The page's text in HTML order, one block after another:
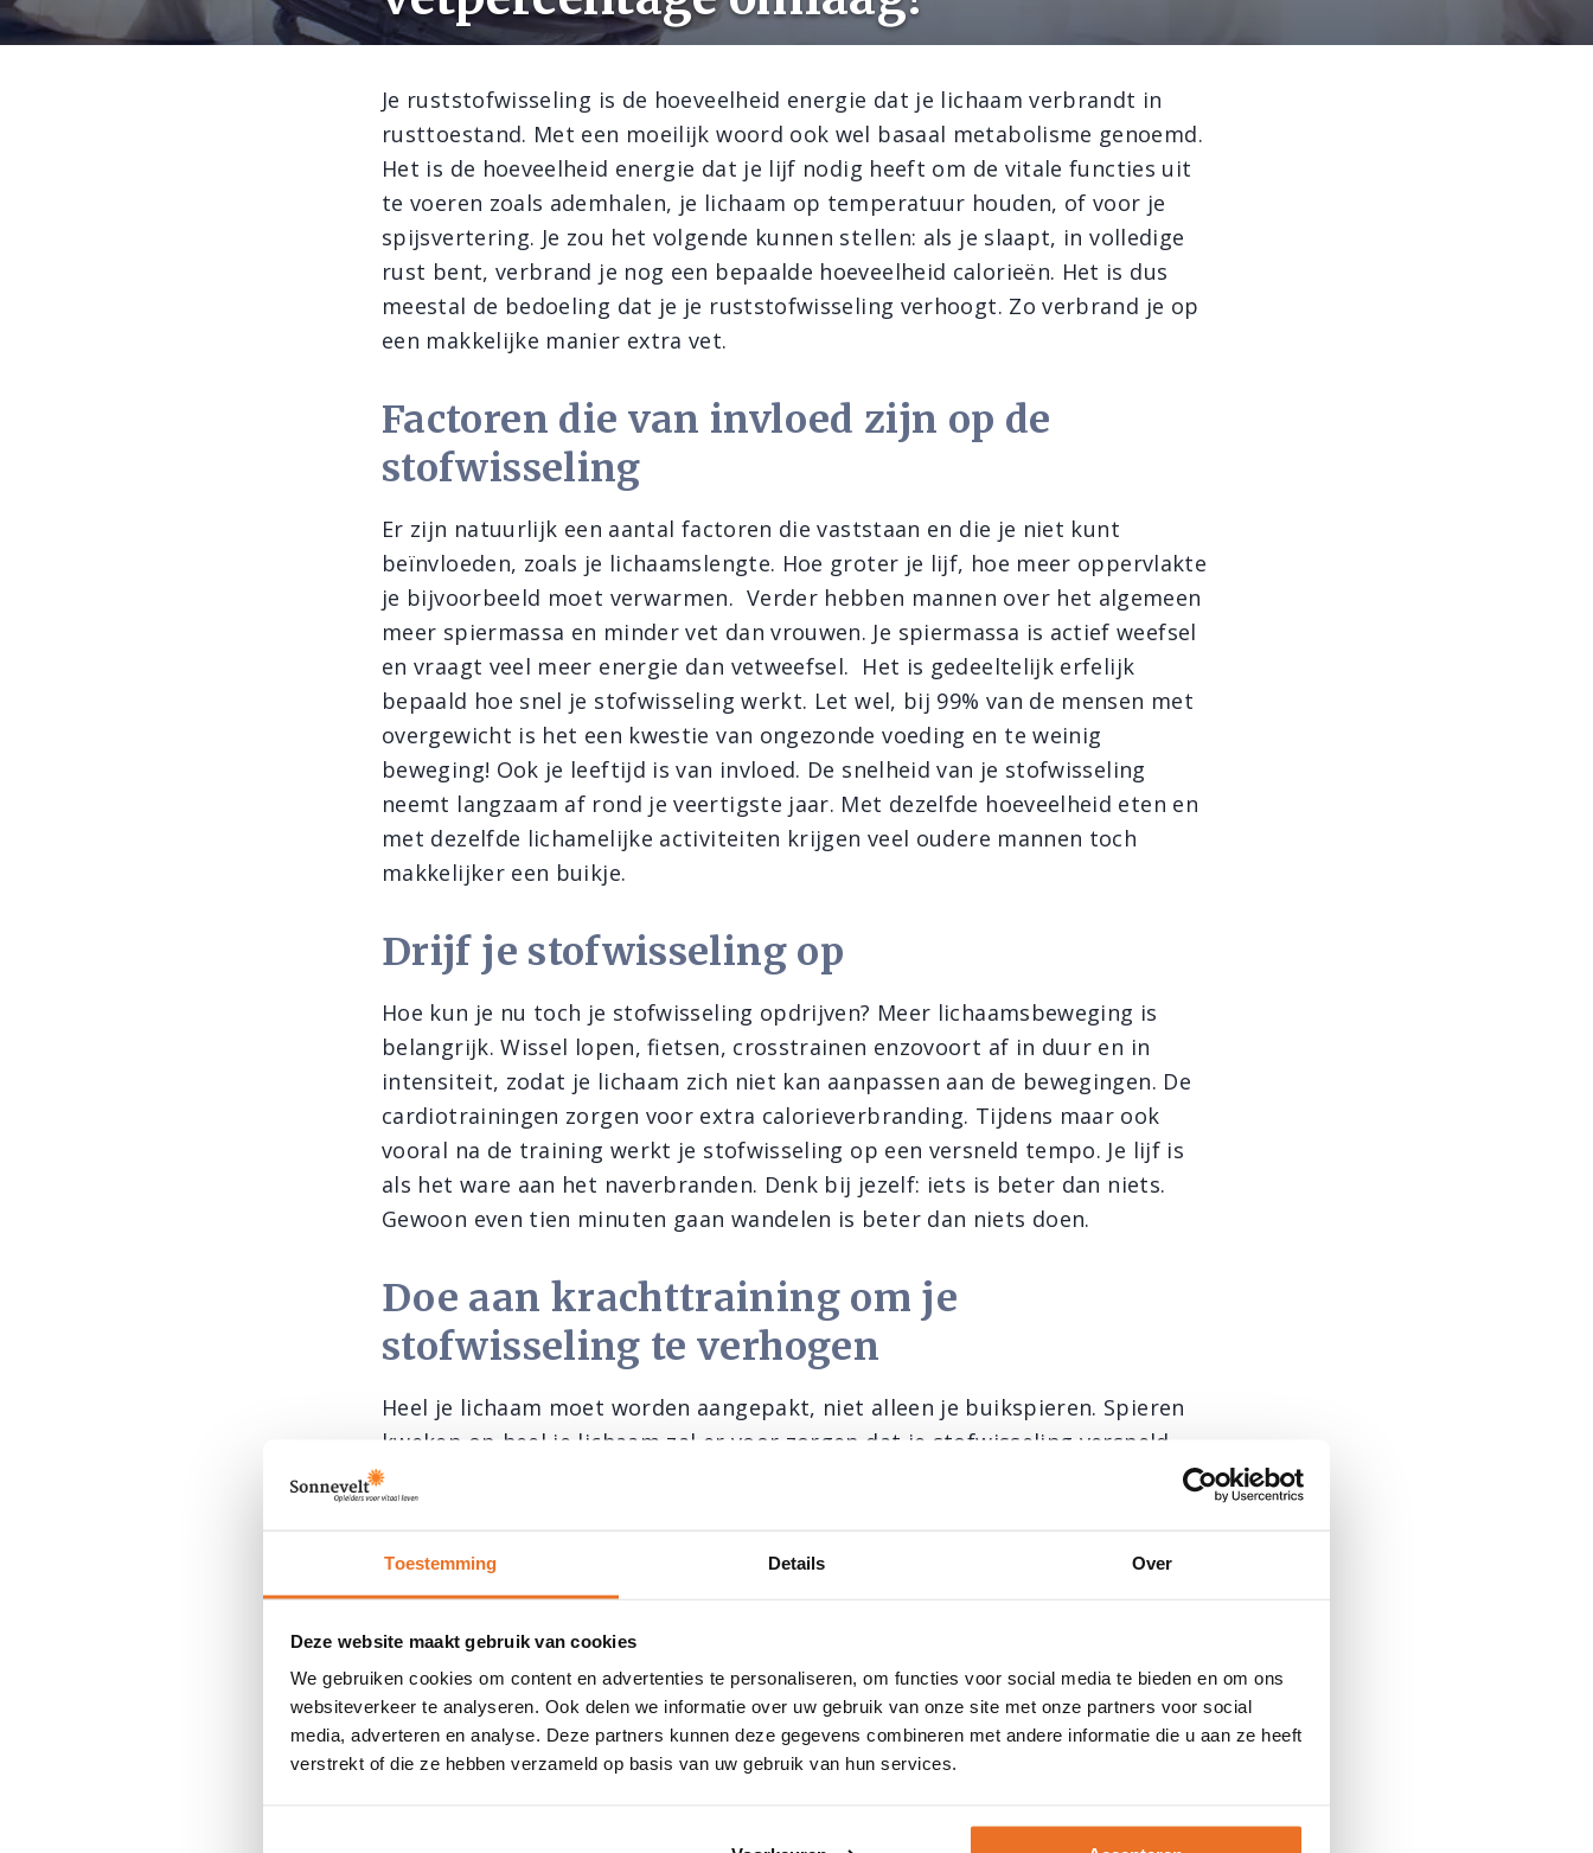
Toestemming Details Over
Deze website maakt gebruik van cookies
We gebruiken cookies om content en advertenties te personaliseren, om functies voor social media te bieden en om ons
websiteverkeer te analyseren. Ook delen we informatie over uw gebruik van onze site met onze partners voor social
media, adverteren en analyse. Deze partners kunnen deze gegevens combineren met andere informatie die u aan ze heeft
verstrekt of die ze hebben verzameld op basis van uw gebruik van hun services.
Je ruststofwisseling is de hoeveelheid energie dat je lichaam verbrandt in
rusttoestand. Met een moeilijk woord ook wel basaal metabolisme genoemd.
Het is de hoeveelheid energie dat je lijf nodig heeft om de vitale functies uit
te voeren zoals ademhalen, je lichaam op temperatuur houden, of voor je
spijsvertering. Je zou het volgende kunnen stellen: als je slaapt, in volledige
rust bent, verbrand je nog een bepaalde hoeveelheid calorieën. Het is dus
meestal de bedoeling dat je je ruststofwisseling verhoogt. Zo verbrand je op
een makkelijke manier extra vet.
Factoren die van invloed zijn op de
stofwisseling
Er zijn natuurlijk een aantal factoren die vaststaan en die je niet kunt
beïnvloeden, zoals je lichaamslengte. Hoe groter je lijf, hoe meer oppervlakte
je bijvoorbeeld moet verwarmen. Verder hebben mannen over het algemeen
meer spiermassa en minder vet dan vrouwen. Je spiermassa is actief weefsel
en vraagt veel meer energie dan vetweefsel. Het is gedeeltelijk erfelijk
bepaald hoe snel je stofwisseling werkt. Let wel, bij 99% van de mensen met
overgewicht is het een kwestie van ongezonde voeding en te weinig
beweging! Ook je leeftijd is van invloed. De snelheid van je stofwisseling
neemt langzaam af rond je veertigste jaar. Met dezelfde hoeveelheid eten en
met dezelfde lichamelijke activiteiten krijgen veel oudere mannen toch
makkelijker een buikje.
Drijf je stofwisseling op
Hoe kun je nu toch je stofwisseling opdrijven? Meer lichaamsbeweging is
belangrijk. Wissel lopen, fietsen, crosstrainen enzovoort af in duur en in
intensiteit, zodat je lichaam zich niet kan aanpassen aan de bewegingen. De
cardiotrainingen zorgen voor extra calorieverbranding. Tijdens maar ook
vooral na de training werkt je stofwisseling op een versneld tempo. Je lijf is
als het ware aan het naverbranden. Denk bij jezelf: iets is beter dan niets.
Gewoon even tien minuten gaan wandelen is beter dan niets doen.
Doe aan krachttraining om je
stofwisseling te verhogen
Heel je lichaam moet worden aangepakt, niet alleen je buikspieren. Spieren
kweken op heel je lichaam zal er voor zorgen dat je stofwisseling versneld
gaat werken. Meer spieren verbranden meer calorieën en je ziet er nog beter
uit ook!
Eet gezond voor een betere stofwisseling
Gezonde en evenwichtige voeding is belangrijk. Eet voldoende calorieën.
Jezelf uithongeren heeft een averechts effect. Als je echt te weinig eet, zal je
lichaam dit opmerken en maatregelen treffen. Je lijf zal spieren zelf gaan
gebruiken als energiebron en zal zuiniger omgaan met de opgenomen
slaan. Om af te vallen moet je dus minder eten dan je behoefte, maar je mag